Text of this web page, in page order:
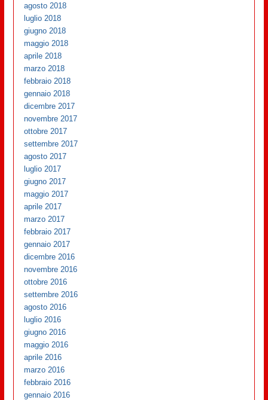
agosto 2018
luglio 2018
giugno 2018
maggio 2018
aprile 2018
marzo 2018
febbraio 2018
gennaio 2018
dicembre 2017
novembre 2017
ottobre 2017
settembre 2017
agosto 2017
luglio 2017
giugno 2017
maggio 2017
aprile 2017
marzo 2017
febbraio 2017
gennaio 2017
dicembre 2016
novembre 2016
ottobre 2016
settembre 2016
agosto 2016
luglio 2016
giugno 2016
maggio 2016
aprile 2016
marzo 2016
febbraio 2016
gennaio 2016